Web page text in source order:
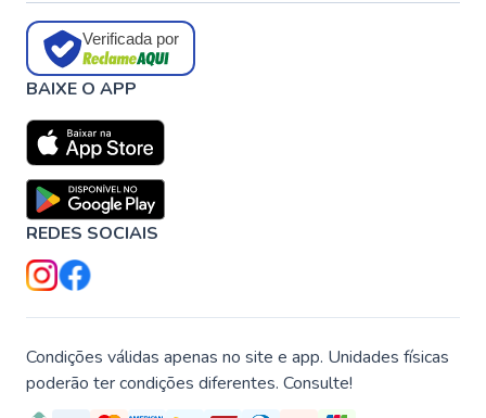
Verificada por
BAIXE O APP
REDES SOCIAIS
Condições válidas apenas no site e app. Unidades físicas
poderão ter condições diferentes. Consulte!